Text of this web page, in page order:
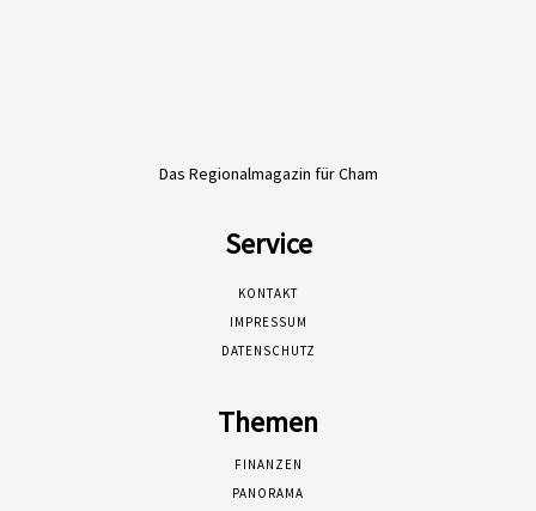
Das Regionalmagazin für Cham
Service
KONTAKT
IMPRESSUM
DATENSCHUTZ
Themen
FINANZEN
PANORAMA